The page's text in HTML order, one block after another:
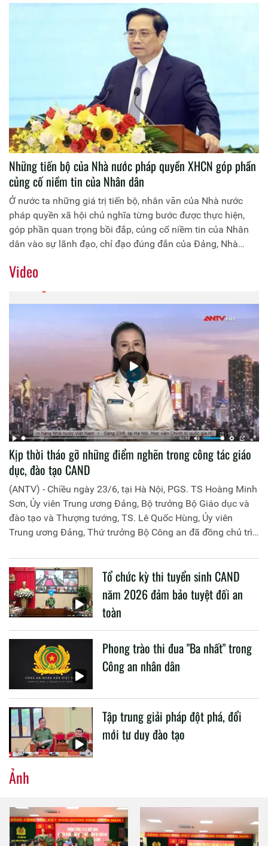
Việt Nam.
Những tiến bộ của Nhà nước pháp quyền XHCN góp phần
củng cố niềm tin của Nhân dân
Ở nước ta những giá trị tiến bộ, nhân văn của Nhà nước
pháp quyền xã hội chủ nghĩa từng bước được thực hiện,
góp phần quan trọng bồi đắp, củng cố niềm tin của Nhân
dân vào sự lãnh đạo, chỉ đạo đúng đắn của Đảng, Nhà
Video
Kịp thời tháo gỡ những điểm nghẽn trong công tác giáo
dục, đào tạo CAND
(ANTV) - Chiều ngày 23/6, tại Hà Nội, PGS. TS Hoàng Minh
Sơn, Ủy viên Trung ương Đảng, Bộ trưởng Bộ Giáo dục và
đào tạo và Thượng tướng, TS. Lê Quốc Hùng, Ủy viên
Trung ương Đảng, Thứ trưởng Bộ Công an đã đồng chủ trì
liên quan đến công tác giáo dục và đào tạo của lực lượng
CAND.
Tổ chức kỳ thi tuyển sinh CAND
năm 2026 đảm bảo tuyệt đối an
toàn
Phong trào thi đua "Ba nhất" trong
Công an nhân dân
Tập trung giải pháp đột phá, đổi
mới tư duy đào tạo
Ảnh